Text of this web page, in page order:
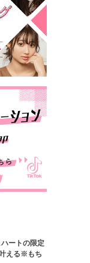
ートの限定
える※もち